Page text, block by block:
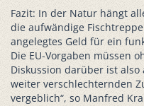
Fazit: In der Natur hängt
die aufwändige
angelegtes Geld für ein
Die EU-Vorgaben müssen
Diskussion darüber ist
weiter verschlechternden
vergeblich“, so Manfred